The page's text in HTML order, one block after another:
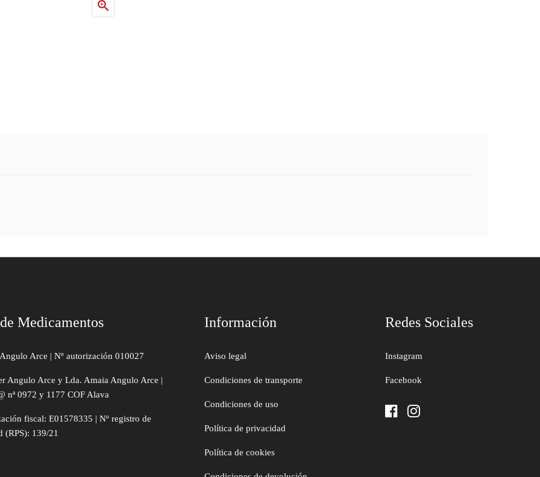

Medicamentos
Arce | Nº autorización 010027
Angulo Arce y Lda. Amaia Angulo Arce |
nª 0972 y 1177 COF Alava
fiscal: E01578335 | Nº registro de
(RPS): 139/21
Información
Aviso legal
Condiciones de transporte
Condiciones de uso
Política de privacidad
Política de cookies
Redes Sociales
Instagram
Facebook